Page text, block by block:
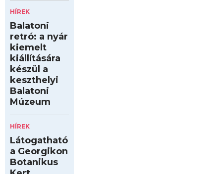
HÍREK
Balatoni
retró: a nyár
kiemelt
kiállítására
készül a
keszthelyi
Balatoni
Múzeum
HÍREK
Látogatható
a Georgikon
Botanikus